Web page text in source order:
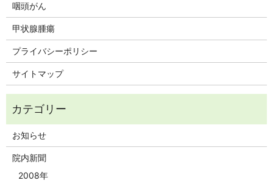
咽頭がん
甲状腺腫瘍
プライバシーポリシー
サイトマップ
お知らせ
院内新聞
2008年